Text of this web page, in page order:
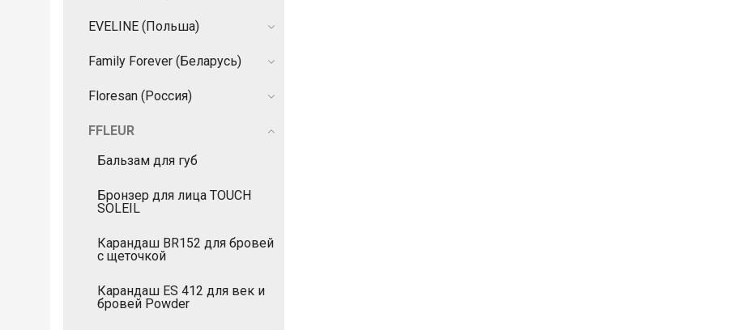
EVELINE (Польша)
Family Forever (Беларусь)
Floresan (Россия)
FFLEUR
Бальзам для губ
Бронзер для лица TOUCH
SOLEIL
Карандаш BR152 для бровей
с щеточкой
Карандаш ES 412 для век и
бровей Powder